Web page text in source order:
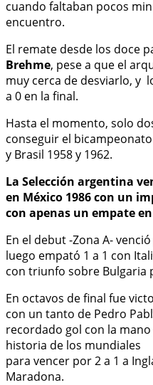
cuando faltaban pocos
encuentro.
El remate desde los doce
Brehme, pese a que el
muy cerca de desviarlo, y
a 0 en la final.
Hasta el momento, solo
conseguir el
y Brasil 1958 y 1962.
La Selección argentina
en México 1986 con un
con apenas un empate
En el debut -Zona A-
luego empató 1 a 1 con
con triunfo sobre Bulgaria
En octavos de final fue
con un tanto de Pedro
recordado gol con la
historia de los mundiales
para vencer por 2 a 1 a
Maradona.